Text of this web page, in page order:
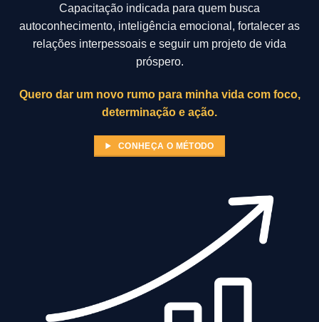
Capacitação indicada para quem busca
autoconhecimento, inteligência emocional, fortalecer as
relações interpessoais e seguir um projeto de vida
próspero.
Quero dar um novo rumo para minha vida com foco,
determinação e ação.
CONHEÇA O MÉTODO